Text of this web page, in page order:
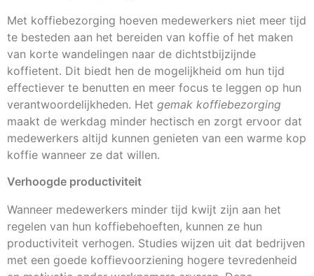
Met koffiebezorging hoeven medewerkers niet meer tijd
te besteden aan het bereiden van koffie of het maken
van korte wandelingen naar de dichtstbijzijnde
koffietent. Dit biedt hen de mogelijkheid om hun tijd
effectiever te benutten en meer focus te leggen op hun
verantwoordelijkheden. Het gemak koffiebezorging
maakt de werkdag minder hectisch en zorgt ervoor dat
medewerkers altijd kunnen genieten van een warme kop
koffie wanneer ze dat willen.
Verhoogde productiviteit
Wanneer medewerkers minder tijd kwijt zijn aan het
regelen van hun koffiebehoeften, kunnen ze hun
productiviteit verhogen. Studies wijzen uit dat bedrijven
met een goede koffievoorziening hogere tevredenheid